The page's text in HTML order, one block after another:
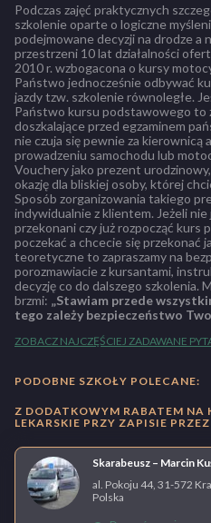
Podczas zajęć praktycznych
szkolenie oparte o logiczne
podejmowane decyzji na drodze a
przestrzeni 10 lat działalności
2010 r. wzbogacona o kursy
Państwo jednocześnie odbywać
jazdy tzw. szkolenie równoległe.
Państwo kursu podstawowego to
doszkalające przed egzaminem
nie czuja się pewnie za kierownicą
prowadzeniu samochodu lub
Vouchery jako prezent
okazję dla bliskiej osoby, której
Sposób zorganizowania takiego
indywidualnie z klientem. Jeżeli
przekonani czy już rozpocząć kurs
poczekać a chcecie się przekonać
teoretyczne to zapraszamy na
porozmawiacie z kursantami,
decyzję co do dalszego szkolenia.
brzmi: „Stawiam przede
tego zależy bezpieczeństwo
ZOBACZ NAJCZĘŚCIEJ ZADAWANE
PODOBNE SZKOŁY POLECANE:
Z DODATKOWYM RABATEM NA
LEKARSKIE PRZY ZAPISIE
Skarabeusz – Marcin
al. Pokoju 44, 31-572
Polska